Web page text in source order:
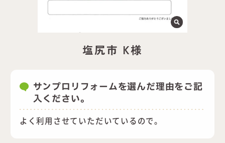
塩尻市 K様
サンプロリフォームを選んだ理由をご記
入ください。
よく利用させていただいているので。